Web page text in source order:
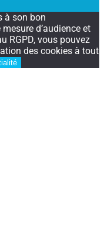
à son bon
d’audience et
RGPD, vous pouvez
des cookies à tout